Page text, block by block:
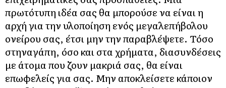
πρωτότυπη ιδέα σας θα μπορούσε να είναι η
αρχή για την υλοποίηση ενός μεγαλεπήβολου
ονείρου σας, έτσι μην την παραβλέψετε. Τόσο
στηναγάπη, όσο και στα χρήματα, διασυνδέσεις
με άτομα που ζουν μακριά σας, θα είναι
επωφελείς για σας. Μην αποκλείσετε κάποιον